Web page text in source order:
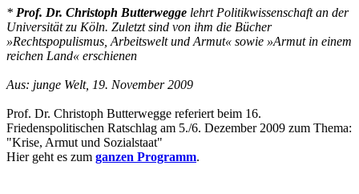
* Prof. Dr. Christoph Butterwegge lehrt Politikwissenschaft an der
Universität zu Köln. Zuletzt sind von ihm die Bücher
»Rechtspopulismus, Arbeitswelt und Armut« sowie »Armut in einem
reichen Land« erschienen
Aus: junge Welt, 19. November 2009
Prof. Dr. Christoph Butterwegge referiert beim 16.
Friedenspolitischen Ratschlag am 5./6. Dezember 2009 zum Thema:
"Krise, Armut und Sozialstaat"
Hier geht es zum ganzen Programm.